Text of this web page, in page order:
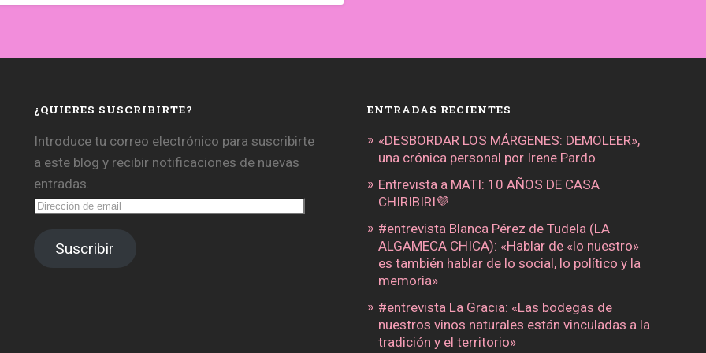
¿QUIERES SUSCRIBIRTE?
Introduce tu correo electrónico para suscribirte
a este blog y recibir notificaciones de nuevas
entradas.
Dirección
de
Suscribir
ENTRADAS RECIENTES
«DESBORDAR LOS MÁRGENES: DEMOLEER»,
una crónica personal por Irene Pardo
Entrevista a MATI: 10 AÑOS DE CASA
CHIRIBIRI💜
#entrevista Blanca Pérez de Tudela (LA
ALGAMECA CHICA): «Hablar de «lo nuestro»
es también hablar de lo social, lo político y la
memoria»
#entrevista La Gracia: «Las bodegas de
nuestros vinos naturales están vinculadas a la
tradición y el territorio»